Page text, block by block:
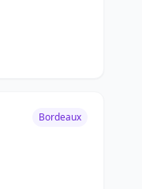
Bordeaux